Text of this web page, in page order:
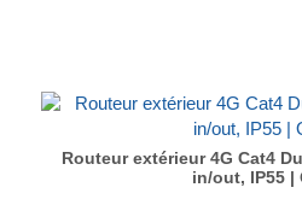
Poids :
Routeur extérieur 4G Cat4
in/out, IP55 |